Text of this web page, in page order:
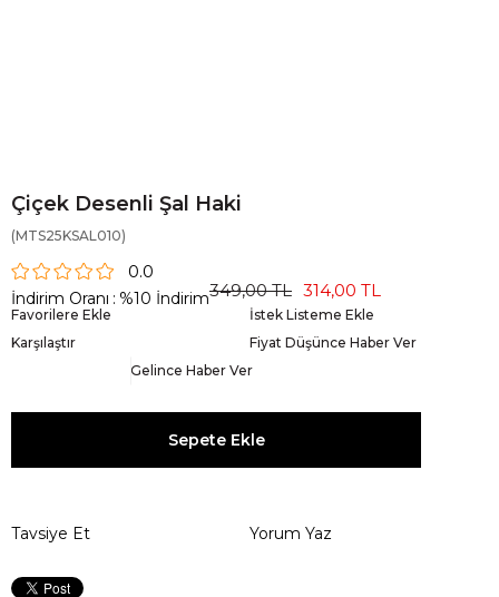
Çiçek Desenli Şal Haki
(MTS25KSAL010)
0.0
İndirim Oranı : %10 İndirim349,00 TL 314,00 TL
Favorilere Ekle
İstek Listeme Ekle
Karşılaştır
Fiyat Düşünce Haber Ver
Gelince Haber Ver
Tavsiye Et Yorum Yaz